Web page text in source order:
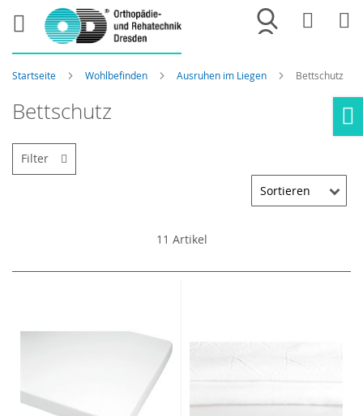
Merkliste
Startseite Wohlbefinden Ausruhen im Liegen Bettschutz
Bettschutz
11 Artikel
Filter